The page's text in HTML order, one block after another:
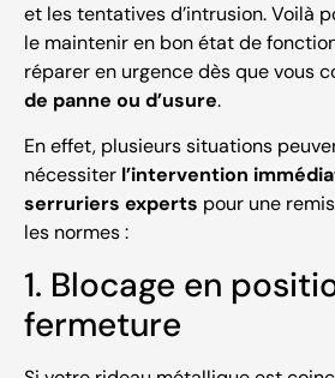
et les tentatives d’intrusion. Voilà
le maintenir en bon état de
réparer en urgence dès que vous
de panne ou d’usure.
En effet, plusieurs situations
nécessiter l’intervention
serruriers experts pour une
les normes :
1. Blocage en
fermeture